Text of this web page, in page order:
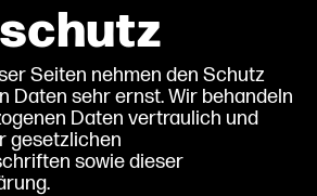
Seiten nehmen den Schutz
Daten sehr ernst. Wir behandeln
Daten vertraulich und
gesetzlichen
sowie dieser